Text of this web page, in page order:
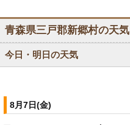
青森県三戸郡新郷村の天気
今日・明日の天気
8月7日(金)